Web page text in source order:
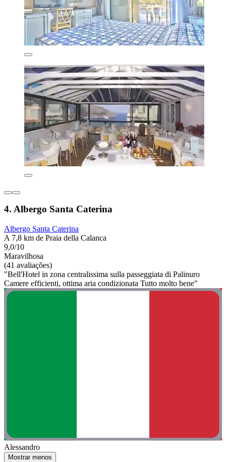
4. Albergo Santa Caterina
Albergo Santa Caterina
A 7,8 km de Praia della Calanca
9,0/10
Maravilhosa
(41 avaliações)
"Bell'Hotel in zona centralissima sulla passeggiata di Palinuro
Camere efficienti, ottima aria condizionata Tutto molto bene"
Alessandro
Mostrar menos